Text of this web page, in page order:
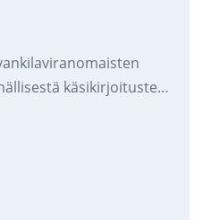
käsikirjoitusten